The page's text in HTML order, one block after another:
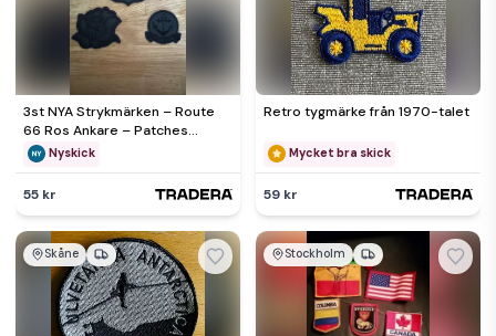
3st NYA Strykmärken – Route
66 Ros Ankare – Patches
Tygmärken Svarta MC Rock
Nyskick
55 kr
Retro tygmärke från 1970-talet
Mycket bra skick
59 kr
Skåne Stockholm